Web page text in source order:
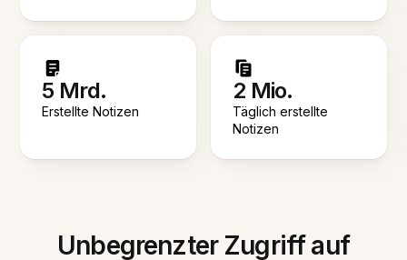
5 Mrd.
Erstellte Notizen
2 Mio.
Täglich erstellte
Notizen
Unbegrenzter Zugriff auf